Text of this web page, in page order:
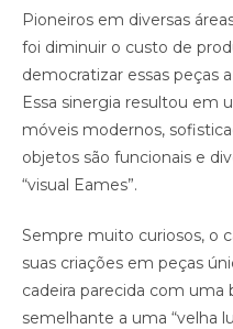
Pioneiros em diversas
foi diminuir o custo de
democratizar essas peças
Essa sinergia resultou em
móveis modernos,
objetos são funcionais e
“visual Eames”.
Sempre muito curiosos, o
suas criações em peças
cadeira parecida com uma
semelhante a uma “velha